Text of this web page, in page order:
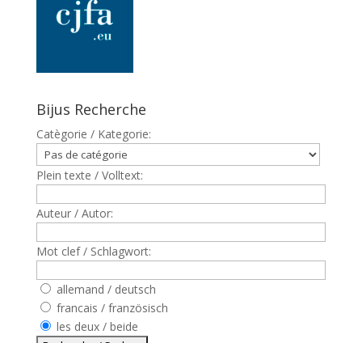
Bijus Recherche
Catègorie / Kategorie:
Plein texte / Volltext:
Auteur / Autor:
Mot clef / Schlagwort:
allemand / deutsch
francais / französisch
les deux / beide